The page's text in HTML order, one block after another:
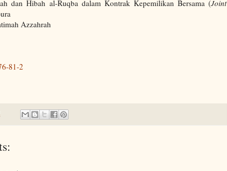
dan Hibah al-Ruqba dalam Kontrak Kepemilikan Bersama (Joint
Azzahrah
81-2